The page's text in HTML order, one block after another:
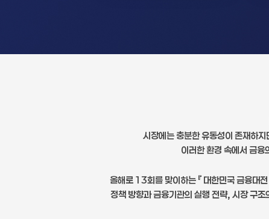
시장에는 충분한 유동성이 존재하
이러한 환경 속에서 금융
올해로 13회를 맞이하는 『 대한민국 금융대
정책 방향과 금융기관의 실행 전략, 시장 구